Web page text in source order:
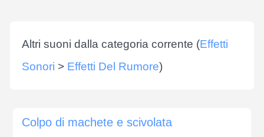
Altri suoni dalla categoria corrente (Effetti
Sonori > Effetti Del Rumore)
Colpo di machete e scivolata